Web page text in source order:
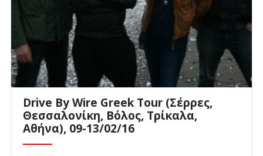
Drive By Wire Greek Tour (Σέρρες,
Θεσσαλονίκη, Βόλος, Τρίκαλα,
Αθήνα), 09-13/02/16